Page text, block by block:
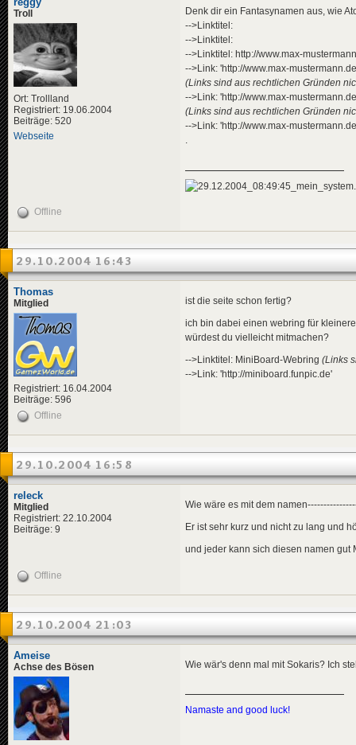
Troll
Ort: Trollland
Registriert: 19.06.2004
Beiträge: 520
Webseite
Denk dir ein Fantasynamen aus, wie
-->Linktitel:
-->Linktitel:
-->Linktitel: http://www.max-
-->Link: 'http://www.max-
(Links sind aus rechtlichen Gründen
-->Link: 'http://www.max-
(Links sind aus rechtlichen Gründen
-->Link: 'http://www.max-
.
Offline
29.10.2004 16:43
Thomas
Mitglied
Registriert: 16.04.2004
Beiträge: 596
ist die seite schon fertig?
ich bin dabei einen webring für
würdest du vielleicht mitmachen?
-->Linktitel: MiniBoard-Webring (Links
-->Link: 'http://miniboard.funpic.de'
Offline
29.10.2004 16:58
releck
Mitglied
Registriert: 22.10.2004
Beiträge: 9
Wie wäre es mit dem
Er ist sehr kurz und nicht zu lang und
und jeder kann sich diesen namen gut
Offline
29.10.2004 21:03
Ameise
Achse des Bösen Wie wär's denn mal mit Sokaris? Ich
Namaste and good luck!